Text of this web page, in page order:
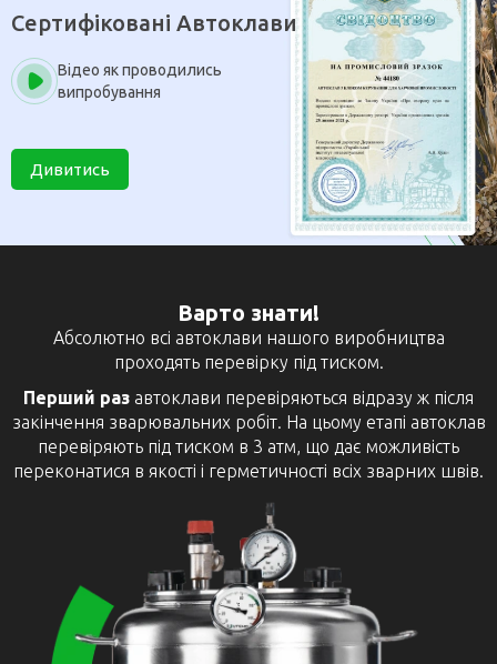
Сертифіковані Автоклави
Відео як проводились
випробування
Дивитись
Варто знати!
Абсолютно всі автоклави нашого виробництва
проходять перевірку під тиском.
Перший раз автоклави перевіряються відразу ж після
закінчення зварювальних робіт. На цьому етапі автоклав
перевіряють під тиском в 3 атм, що дає можливість
переконатися в якості і герметичності всіх зварних швів.